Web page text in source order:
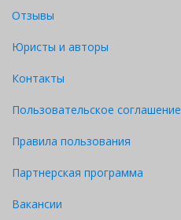
Отзывы
Юристы и авторы
Контакты
Пользовательское соглашение
Правила пользования
Партнерская программа
Вакансии